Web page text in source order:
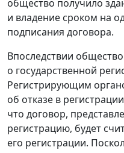
общество получило
и владение сроком на
подписания договора.
Впоследствии
о государственной
Регистрирующим
об отказе в
что договор,
регистрацию, будет
его регистрации.